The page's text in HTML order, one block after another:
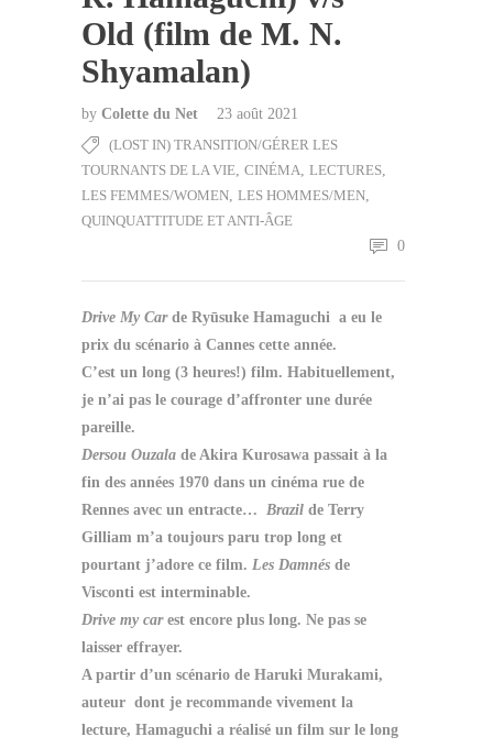
Old (film de M. N.
Shyamalan)
by Colette du Net
23 août 2021
(LOST IN) TRANSITION/GÉRER LES
TOURNANTS DE LA VIE, CINÉMA, LECTURES,
LES FEMMES/WOMEN, LES HOMMES/MEN,
QUINQUATTITUDE ET ANTI-ÂGE
0
Drive My Carde Ryūsuke Hamaguchi a eu le
prix du scénario à Cannes cette année.
C’est un long (3 heures!) film. Habituellement,
je n’ai pas le courage d’affronter une durée
pareille.
Dersou Ouzala de Akira Kurosawa passait à la
fin des années 1970 dans un cinéma rue de
Rennes avec un entracte… Brazil de Terry
Gilliam m’a toujours paru trop long et
pourtant j’adore ce film. Les Damnés de
Visconti est interminable.
Drive my carest encore plus long. Ne pas se
laisser effrayer.
A partir d’un scénario de Haruki Murakami,
auteur dont je recommande vivement la
lecture, Hamaguchi a réalisé un film sur le long